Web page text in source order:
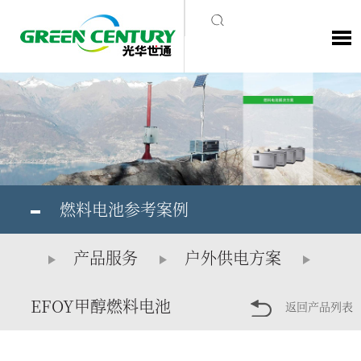
燃料电池参考案例
产品服务 户外供电方案
EFOY甲醇燃料电池 返回产品列表